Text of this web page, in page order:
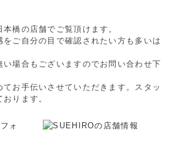
橋の店舗でご覧頂けます。
をご自分の目で確認されたい方も多いは
い場合もございますのでお問い合わせ下
お手伝いさせていただきます。スタッ
ります。